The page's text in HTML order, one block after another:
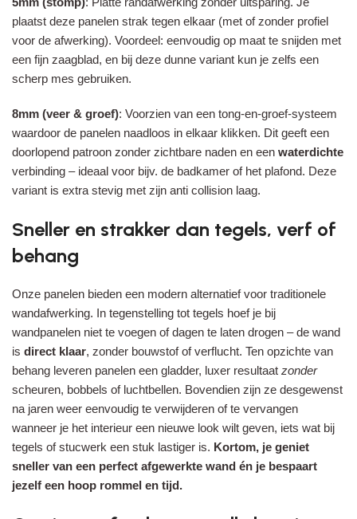
plaatst deze panelen strak tegen elkaar (met of zonder profiel
voor de afwerking). Voordeel: eenvoudig op maat te snijden met
een fijn zaagblad, en bij deze dunne variant kun je zelfs een
scherp mes gebruiken.
8mm (veer & groef): Voorzien van een tong-en-groef-systeem
waardoor de panelen naadloos in elkaar klikken. Dit geeft een
doorlopend patroon zonder zichtbare naden en een waterdichte
verbinding – ideaal voor bijv. de badkamer of het plafond. Deze
variant is extra stevig met zijn anti collision laag.
Sneller en strakker dan tegels, verf of
behang
Onze panelen bieden een modern alternatief voor traditionele
wandafwerking. In tegenstelling tot tegels hoef je bij
wandpanelen niet te voegen of dagen te laten drogen – de wand
is direct klaar, zonder bouwstof of verflucht. Ten opzichte van
behang leveren panelen een gladder, luxer resultaat zonder
scheuren, bobbels of luchtbellen. Bovendien zijn ze desgewenst
na jaren weer eenvoudig te verwijderen of te vervangen
wanneer je het interieur een nieuwe look wilt geven, iets wat bij
tegels of stucwerk een stuk lastiger is. Kortom, je geniet
sneller van een perfect afgewerkte wand én je bespaart
jezelf een hoop rommel en tijd.